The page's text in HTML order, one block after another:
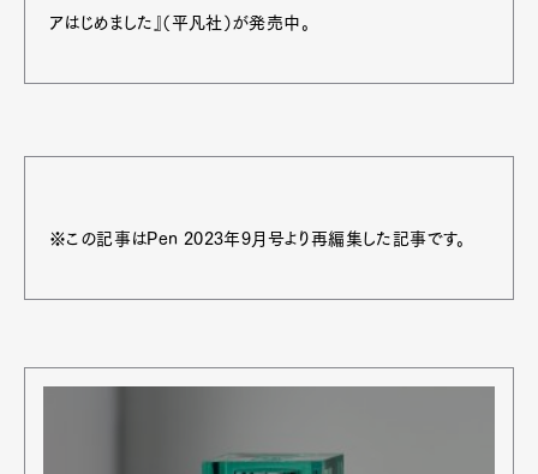
アはじめました』（平凡社）が発売中。
※この記事はPen 2023年9月号より再編集した記事です。